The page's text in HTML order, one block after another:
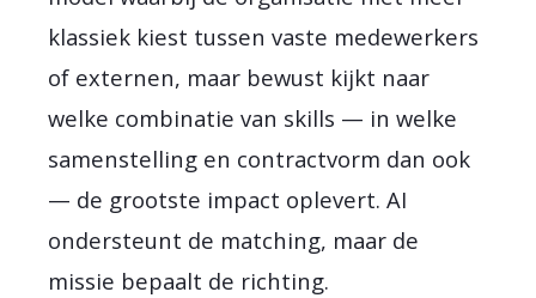
klassiek kiest tussen vaste medewerkers
of externen, maar bewust kijkt naar
welke combinatie van skills — in welke
samenstelling en contractvorm dan ook
— de grootste impact oplevert. AI
ondersteunt de matching, maar de
missie bepaalt de richting.